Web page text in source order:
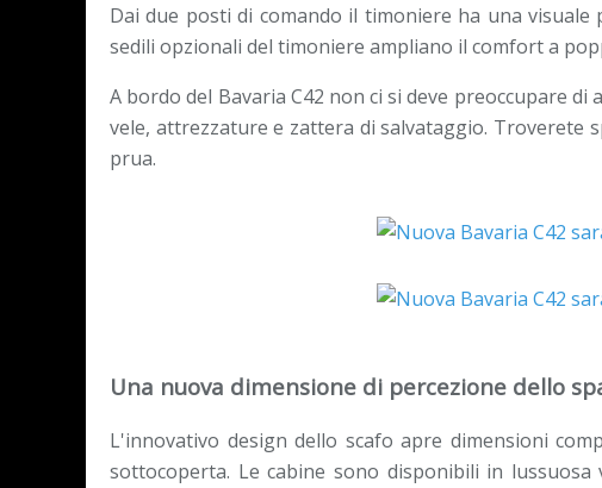
Dai due posti di comando il timoniere ha una
sedili opzionali del timoniere ampliano il comfort a
A bordo del Bavaria C42 non ci si deve preoccupare
vele, attrezzature e zattera di salvataggio. Troverete
prua.
Una nuova dimensione di percezione dello
L'innovativo design dello scafo apre dimensioni
sottocoperta. Le cabine sono disponibili in